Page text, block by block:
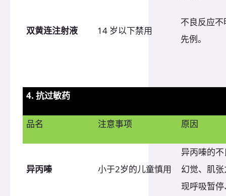
双黄连注射液 14 岁以下禁用
不良反应
先例。
4. 抗过敏药
品名 注意事项 原因
异丙嗪 小于2岁的儿童慎用
异丙嗪的
幻觉、肌
现呼吸暂